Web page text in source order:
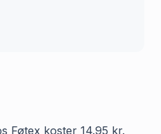
Føtex koster 14.95 kr.